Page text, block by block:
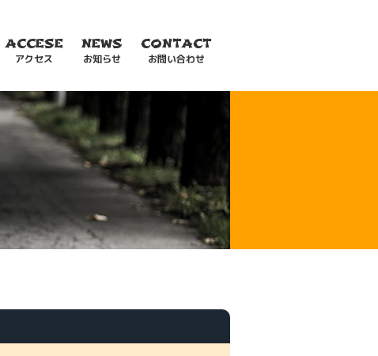
ACCESE
アクセス
NEWS
お知らせ
CONTACT
お問い合わせ